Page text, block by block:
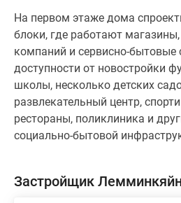
На первом этаже дома
блоки, где работают
компаний и сервисно-
доступности от новостройки
школы, несколько детских
развлекательный центр,
рестораны, поликлиника и
социально-бытовой
Застройщик